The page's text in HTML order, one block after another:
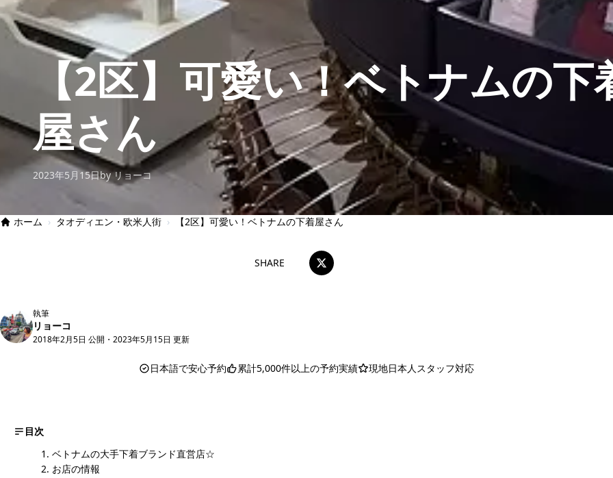
【2区】可愛い！ベトナムの下
屋さん
2023年5月15日by リョーコ
ホーム › タオディエン・欧米人街 › 【2区】可愛い！ベトナムの下着屋さん
SHARE
執筆
リョーコ
2018年2月5日 公開 ・ 2023年5月15日 更新
日本語で安心予約 累計5,000件以上の予約実績 現地日本人スタッフ対応
目次
ベトナムの大手下着ブランド直営店☆
お店の情報